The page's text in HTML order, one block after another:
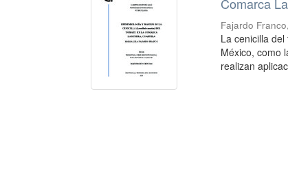
Fajardo
La cenicilla
México, como
realizan